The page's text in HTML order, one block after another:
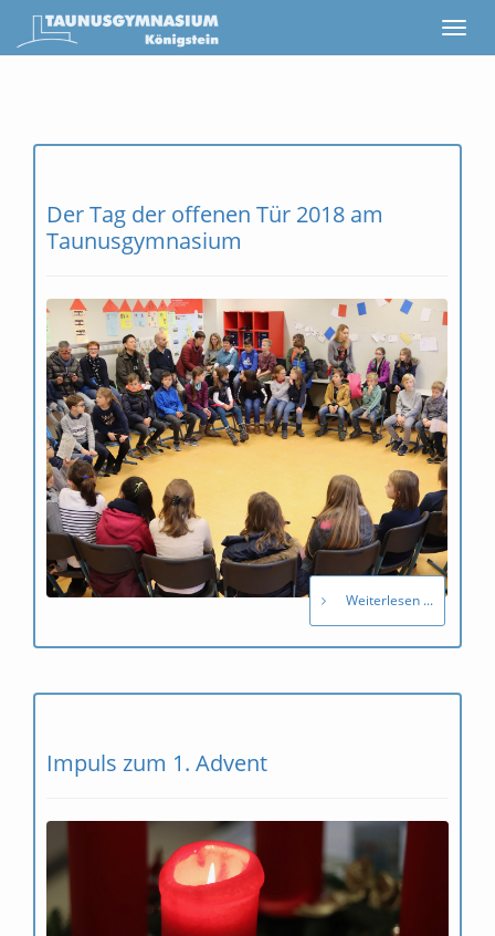
Der Tag der offenen Tür 2018 am
Taunusgymnasium
Weiterlesen ...
Impuls zum 1. Advent